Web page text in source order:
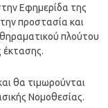
Εφημερίδα της
προστασία και
πλούτου
έκτασης.
θα τιμωρούνται
Νομοθεσίας.